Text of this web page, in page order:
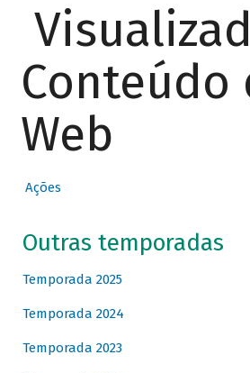
Conteúdo
Web
Ações
Outras temporadas
Temporada 2025
Temporada 2024
Temporada 2023